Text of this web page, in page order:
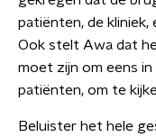
patiënten, de
Ook stelt Awa dat
moet zijn om eens
patiënten, om te
Beluister het hele